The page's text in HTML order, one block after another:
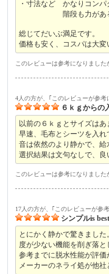
・寸法など かなりコンパ
階段も力がある人
総じてだいぶ満足です。
価格も安く、コスパは大変
このレビューは参考になりました
4人の方が、｢このレビューが参考
６ｋｇからの
以前の６ｋｇとサイズは
早速、毛布とシーツを入れ
音は依然のより静かで、給
選択結果は文句なしで、良
このレビューは参考になりました
17人の方が、｢このレビューが参
シンプルis best
とにかく静かで驚きまし
度が少ない機能を削ぎ落と
参考までに脱水性能が評価
メーカーのネライ処が他